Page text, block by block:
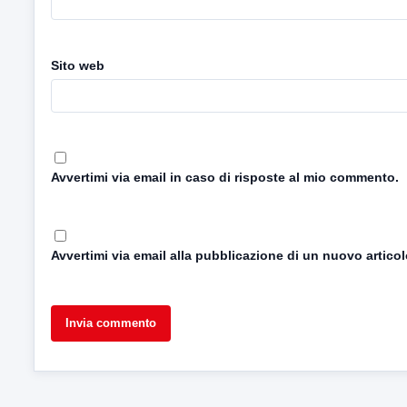
Sito web
Avvertimi via email in caso di risposte al mio commento.
Avvertimi via email alla pubblicazione di un nuovo